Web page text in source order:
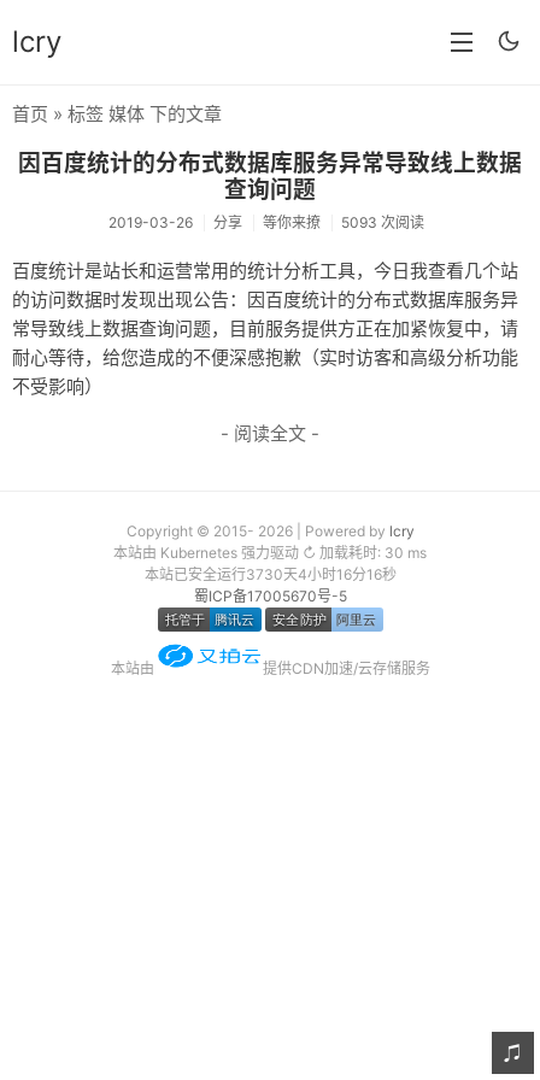
lcry
分类
分享
技术
教程
AI
留言
友链
关于
首页 » 标签 媒体 下的文章
因百度统计的分布式数据库服务异常导致线上数据
查询问题
2019-03-26 分享 等你来撩 5093 次阅读
百度统计是站长和运营常用的统计分析工具，今日我查看几个站
的访问数据时发现出现公告：因百度统计的分布式数据库服务异
常导致线上数据查询问题，目前服务提供方正在加紧恢复中，请
耐心等待，给您造成的不便深感抱歉（实时访客和高级分析功能
不受影响）
- 阅读全文 -
Copyright © 2015- 2026 | Powered by lcry
本站由 Kubernetes 强力驱动 ↻ 加载耗时: 30 ms
本站已安全运行3730天4小时16分16秒
蜀ICP备17005670号-5
本站由 提供CDN加速/云存储服务